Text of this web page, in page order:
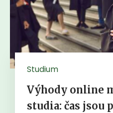
Studium
Výhody online
studia: čas jsou